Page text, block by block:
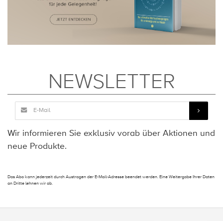
NEWSLETTER
Wir informieren Sie exklusiv vorab über Aktionen und
neue Produkte.
Das Abo kann jederzeit durch Austragen der E-Mail-Adresse beendet werden. Eine Weitergabe Ihrer Daten
an Dritte lehnen wir ab.